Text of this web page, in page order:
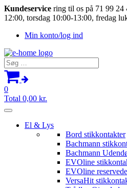
Kundeservice ring til os på 71 99 24
12:00, torsdag 10:00-13:00, fredag
Min konto/log ind
Søg
efter:
0
Total 0,00 kr.
El & Lys
Bord stikkontakter
Bachmann
Bachmann
EVOline
EVOline
VersaHit